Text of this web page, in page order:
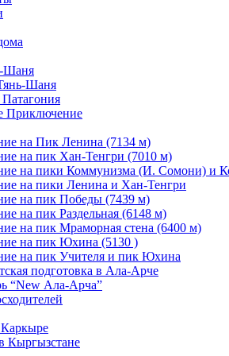
Шаня
Шаня
Патагония
Приключение
на Пик Ленина (7134 м)
на пик Хан-Тенгри (7010 м)
на пики Коммунизма (И. Сомони) и
на пики Ленина и Хан-Тенгри
на пик Победы (7439 м)
на пик Раздельная (6148 м)
на пик Мраморная стена (6400 м)
на пик Юхина (5130 )
на пик Учителя и пик Юхина
подготовка в Ала-Арче
“New Ала-Арча”
Кыргызстане